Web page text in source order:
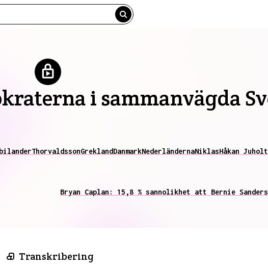
i sammanvägda
landerThorvaldssonGreklandDanmarkNederländernaNiklasHåkan Juholt
Bryan Caplan: 15,8 % sannolikhet att Bernie
Transkribering